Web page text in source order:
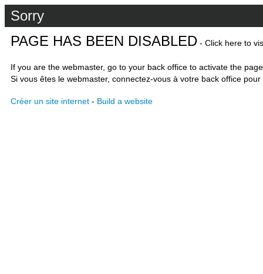
Sorry
PAGE HAS BEEN DISABLED - Click here to
If you are the webmaster, go to your back office to activate the
Si vous êtes le webmaster, connectez-vous à votre back office
Créer un site internet - Build a website